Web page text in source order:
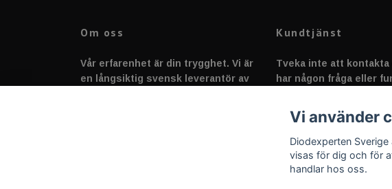
Om oss
Vår erfarenhet är din trygghet. Vi är
en långsiktig svensk leverantör av
Kundtjänst
Tveka inte att kontakta
har någon fråga eller
Vi använder
Diodexperten
visas för dig och för
handlar hos oss.